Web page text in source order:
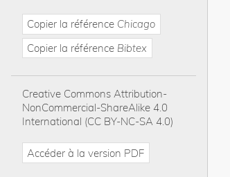
Copier la référence Chicago
Copier la référence Bibtex
Creative Commons Attribution-
NonCommercial-ShareAlike 4.0
International (CC BY-NC-SA 4.0)
Accéder à la version PDF